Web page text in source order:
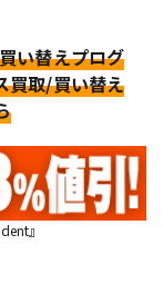
い替えプログ
買取/買い替え
』